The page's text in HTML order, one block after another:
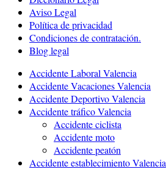
Aviso Legal
Política de privacidad
Condiciones de contratación.
Blog legal
Accidente Laboral Valencia
Accidente Vacaciones Valencia
Accidente Deportivo Valencia
Accidente tráfico Valencia
Accidente ciclista
Accidente moto
Accidente peatón
Accidente establecimiento Valencia